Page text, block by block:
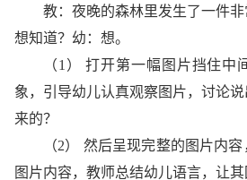
教：夜晚的森林里发生了一件
想知道？幼：想。
（1） 打开第一幅图片挡住中
象，引导幼儿认真观察图片，讨论
来的？
（2） 然后呈现完整的图片内
图片内容，教师总结幼儿语言，让其